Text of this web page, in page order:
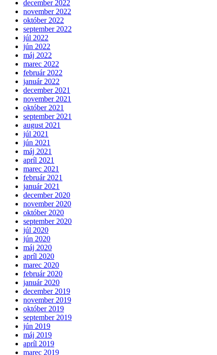
december 2022
november 2022
október 2022
september 2022
júl 2022
jún 2022
máj 2022
marec 2022
február 2022
január 2022
december 2021
november 2021
október 2021
september 2021
august 2021
júl 2021
jún 2021
máj 2021
apríl 2021
marec 2021
február 2021
január 2021
december 2020
november 2020
október 2020
september 2020
júl 2020
jún 2020
máj 2020
apríl 2020
marec 2020
február 2020
január 2020
december 2019
november 2019
október 2019
september 2019
jún 2019
máj 2019
apríl 2019
marec 2019